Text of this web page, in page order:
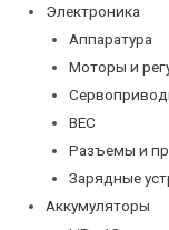
Электроника
Аппаратура
Моторы и
BEC
Разъемы и
Зарядные
Аккумуляторы